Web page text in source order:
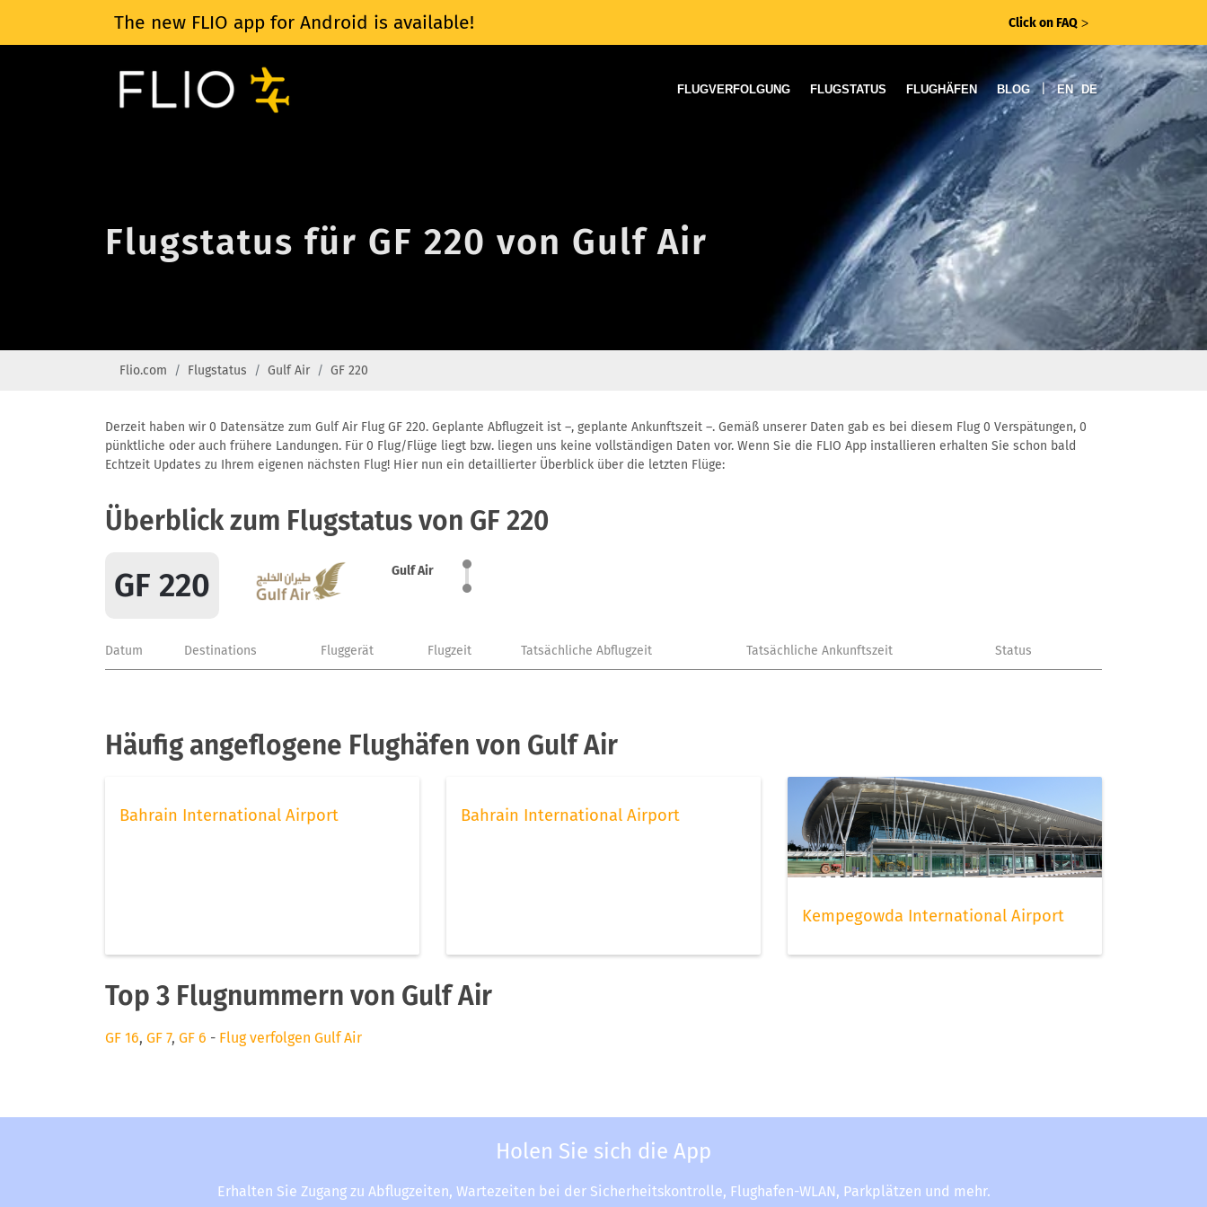
The new FLIO app for Android is available! Click on FAQ ᐳ
FLUGVERFOLGUNG FLUGSTATUS FLUGHÄFEN BLOG | EN DE
Flugstatus für GF 220 von Gulf Air
Flio.com Flugstatus Gulf Air GF 220
Derzeit haben wir 0 Datensätze zum Gulf Air Flug GF 220. Geplante Abflugzeit ist –, geplante Ankunftszeit –. Gemäß unserer Daten gab es bei diesem Flug 0 Verspätungen, 0
pünktliche oder auch frühere Landungen. Für 0 Flug/Flüge liegt bzw. liegen uns keine vollständigen Daten vor. Wenn Sie die FLIO App installieren erhalten Sie schon bald
Echtzeit Updates zu Ihrem eigenen nächsten Flug! Hier nun ein detaillierter Überblick über die letzten Flüge:
Überblick zum Flugstatus von GF 220
GF 220 Gulf Air
Datum Destinations Fluggerät Flugzeit Tatsächliche Abflugzeit Tatsächliche Ankunftszeit Status
Häufig angeflogene Flughäfen von Gulf Air
Bahrain International Airport Bahrain International Airport
Kempegowda International Airport
Top 3 Flugnummern von Gulf Air
GF 16, GF 7, GF 6 - Flug verfolgen Gulf Air
Holen Sie sich die App
Erhalten Sie Zugang zu Abflugzeiten, Wartezeiten bei der Sicherheitskontrolle, Flughafen-WLAN, Parkplätzen und mehr.